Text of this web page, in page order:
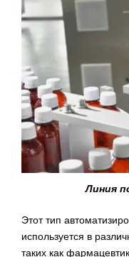
Линия
Этот тип
используется в
таких как